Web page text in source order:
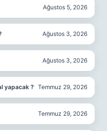
Ağustos 5, 2026
Ağustos 3, 2026
Ağustos 3, 2026
yapacak ? Temmuz 29, 2026
Temmuz 29, 2026